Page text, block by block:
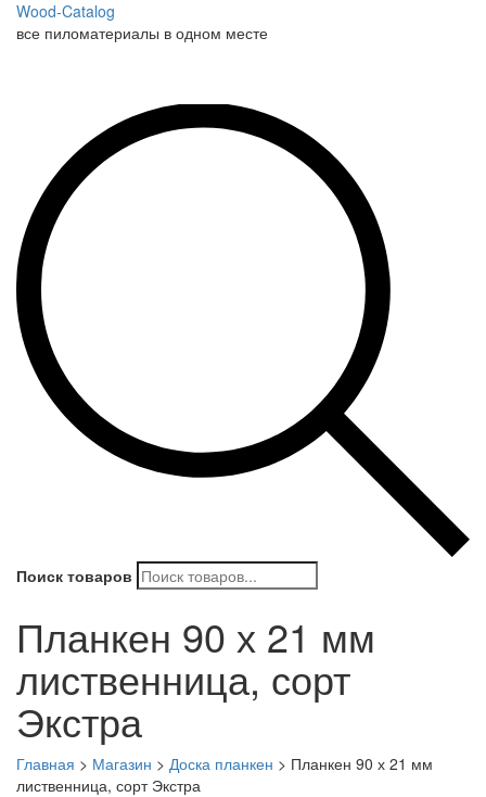
Wood-Catalog
все пиломатериалы в одном месте
Поиск товаров
Планкен 90 х 21 мм
лиственница, сорт
Экстра
Главная > Магазин > Доска планкен > Планкен 90 х 21 мм
лиственница, сорт Экстра